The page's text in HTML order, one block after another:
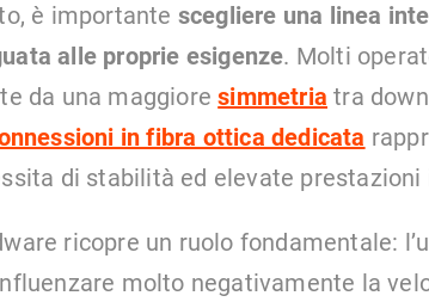
è importante scegliere una linea
alle proprie esigenze. Molti
da una maggioresimmetria tra
in fibra ottica dedicata
di stabilità ed elevate
ricopre un ruolo fondamentale:
molto negativamente la